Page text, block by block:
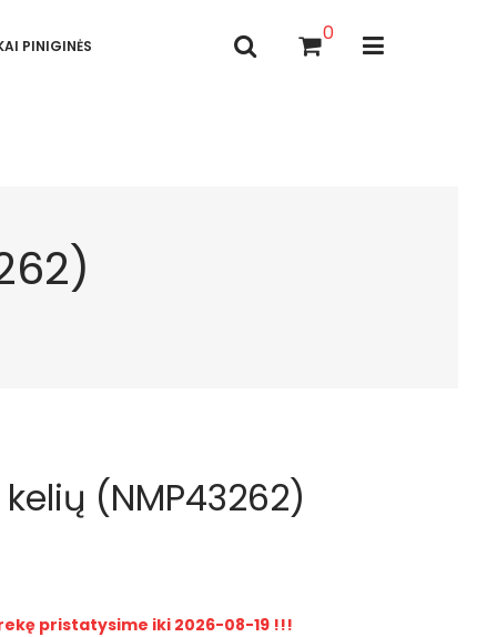
PINIGINĖS
0
(NMP43262)
pristatysime iki 2026-08-19 !!!